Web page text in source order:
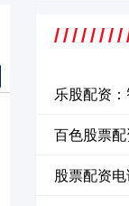
乐股配资
百色股票
股票配资